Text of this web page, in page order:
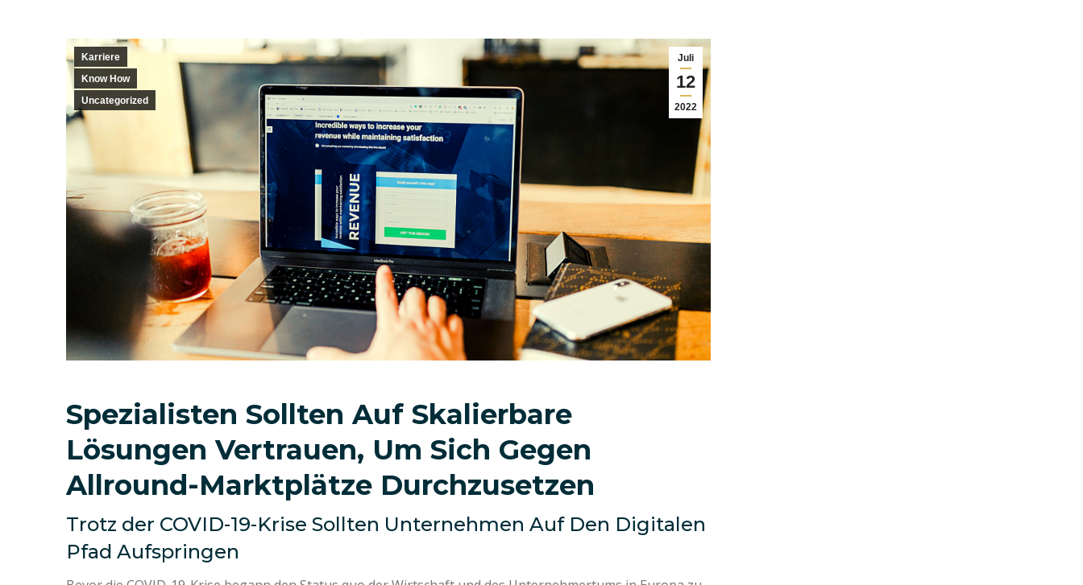
Juli
12
2022
Karriere
Know How
Uncategorized
Spezialisten Sollten Auf Skalierbare
Lösungen Vertrauen, Um Sich Gegen
Allround-Marktplätze Durchzusetzen
Trotz der COVID-19-Krise Sollten Unternehmen Auf Den Digitalen
Pfad Aufspringen